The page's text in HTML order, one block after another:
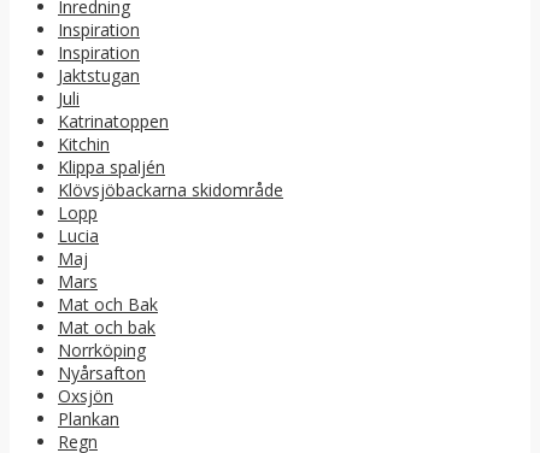
Inredning
Inspiration
Inspiration
Jaktstugan
Juli
Katrinatoppen
Kitchin
Klippa spaljén
Klövsjöbackarna skidområde
Lopp
Lucia
Maj
Mars
Mat och Bak
Mat och bak
Norrköping
Nyårsafton
Oxsjön
Plankan
Regn